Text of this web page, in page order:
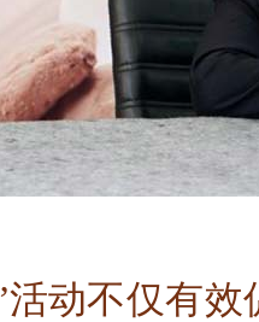
活动不仅有